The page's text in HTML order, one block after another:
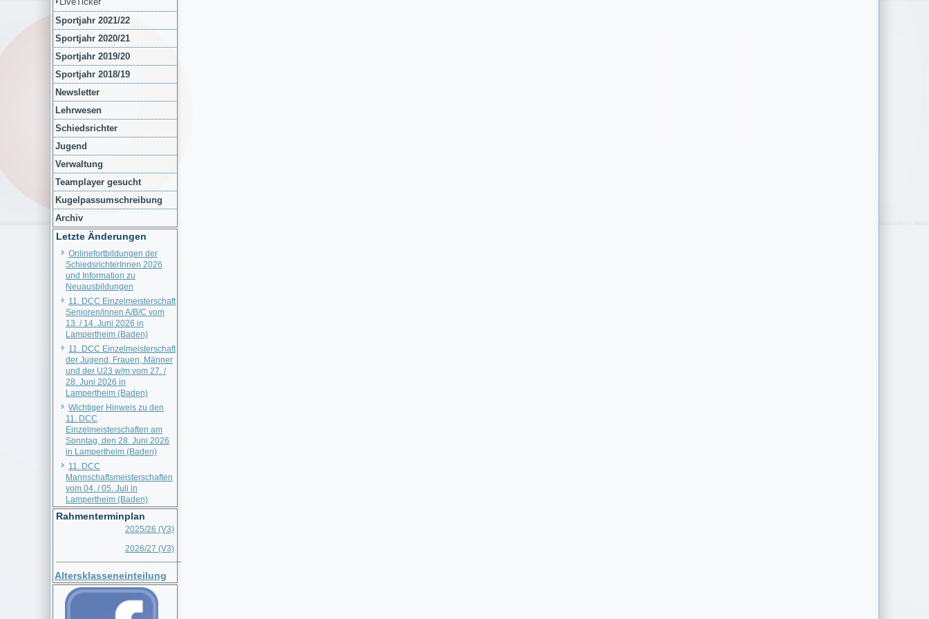
Sportjahr 2021/22
Sportjahr 2020/21
Sportjahr 2019/20
Sportjahr 2018/19
Newsletter
Lehrwesen
Schiedsrichter
Jugend
Verwaltung
Teamplayer gesucht
Kugelpassumschreibung
Archiv
Letzte Änderungen
Onlinefortbildungen der
SchiedsrichterInnen 2026
und Information zu
Neuausbildungen
11. DCC Einzelmeisterschaft
Senioren/innen A/B/C vom
13. / 14. Juni 2026 in
Lampertheim (Baden)
11. DCC Einzelmeisterschaft
der Jugend, Frauen, Männer
und der U23 w/m vom 27. /
28. Juni 2026 in
Lampertheim (Baden)
Wichtiger Hinweis zu den
11. DCC
Einzelmeisterschaften am
Sonntag, den 28. Juni 2026
in Lampertheim (Baden)
11. DCC
Mannschaftsmeisterschaften
vom 04. / 05. Juli in
Lampertheim (Baden)
Rahmenterminplan
2025/26 (V3)
2026/27 (V3)
Altersklasseneinteilung